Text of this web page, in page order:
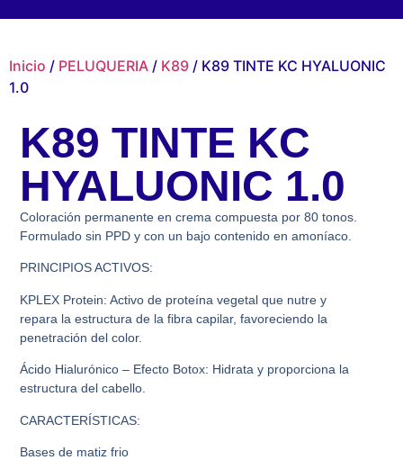
Inicio / PELUQUERIA / K89 / K89 TINTE KC HYALUONIC
1.0
K89 TINTE KC
HYALUONIC 1.0
Coloración permanente en crema compuesta por 80 tonos.
Formulado sin PPD y con un bajo contenido en amoníaco.
PRINCIPIOS ACTIVOS:
KPLEX Protein: Activo de proteína vegetal que nutre y
repara la estructura de la fibra capilar, favoreciendo la
penetración del color.
Ácido Hialurónico – Efecto Botox: Hidrata y proporciona la
estructura del cabello.
CARACTERÍSTICAS:
Bases de matiz frio